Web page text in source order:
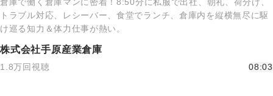
トラブル対応、レシーバー、食堂でランチ、倉庫内を縦横無尽に駆
け巡る知力＆体力仕事が熱い。
株式会社手原産業倉庫
1.8万回視聴 08:03